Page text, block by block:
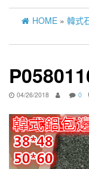
HOME » 韓式
04/26/2018 0